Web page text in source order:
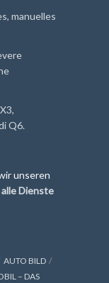
manuelles
Q6.
unseren
Dienste
AUTO BILD
– DAS